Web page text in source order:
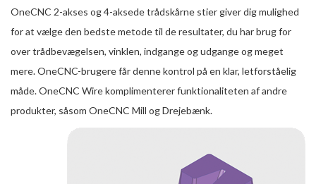
OneCNC 2-akses og 4-aksede trådskårne stier giver dig mulighed
for at vælge den bedste metode til de resultater, du har brug for
over trådbevægelsen, vinklen, indgange og udgange og meget
mere. OneCNC-brugere får denne kontrol på en klar, letforståelig
måde. OneCNC Wire komplimenterer funktionaliteten af andre
produkter, såsom OneCNC Mill og Drejebænk.